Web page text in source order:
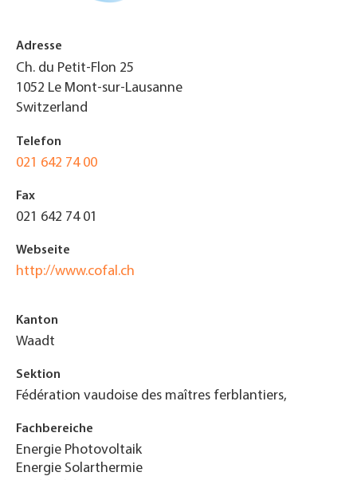
Adresse
Ch. du Petit-Flon 25
1052 Le Mont-sur-Lausanne
Switzerland
Telefon
021 642 74 00
Fax
021 642 74 01
Webseite
http://www.cofal.ch
Kanton
Waadt
Sektion
Fédération vaudoise des maîtres ferblantiers,
Fachbereiche
Energie Photovoltaik
Energie Solarthermie